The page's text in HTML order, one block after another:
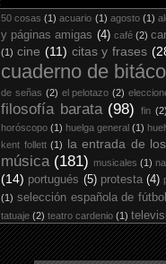
50 cosas (1) acuario (1) agosto (1)
y páginas amigas (4) café (2)
(1) cine (11) citas y frases
cuaderno de
de señas (2) el pelotazo (2)
filosofía barata (98) fin (2)
horóscopo (1) huelga general (1)
kent follett (1) la entrada de
música (181) musicales (1)
(14) portugués (5) protesta (4)
(1) selección española de fútbol
tatuaje (2) teatro cardenio (1)